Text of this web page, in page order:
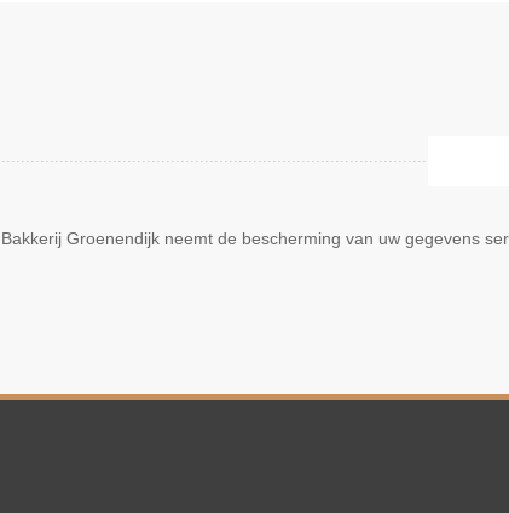
Bakkerij Groenendijk neemt de bescherming van uw gegevens